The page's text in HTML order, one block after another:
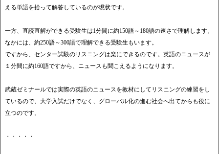
える単語を拾って解答しているのが現状です。
一方、直読直解ができる受験生は1分間に約150語～180語の速さで理解します。
なかには、約250語～300語で理解できる受験生もいます。
ですから、センター試験のリスニングは楽にできるのです。英語のニュースが
１分間に約160語ですから、ニュースも聞こえるようになります。
武蔵ゼミナールでは実際の英語のニュースを教材にしてリスニングの練習をし
ているので、大学入試だけでなく、グローバル化の進む社会へ出てからも役に
立つのです。
・・・・・